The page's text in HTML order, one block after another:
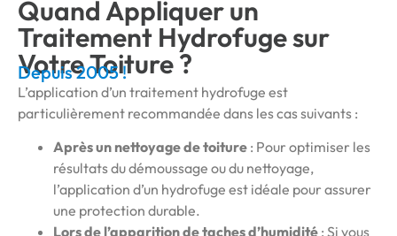
Quand Appliquer un
Traitement Hydrofuge sur
Votre Toiture ?
Depuis 2005 !
L’application d’un traitement hydrofuge est
particulièrement recommandée dans les cas suivants :
Après un nettoyage de toiture : Pour optimiser les
résultats du démoussage ou du nettoyage,
l’application d’un hydrofuge est idéale pour assurer
une protection durable.
Lors de l’apparition de taches d’humidité : Si vous